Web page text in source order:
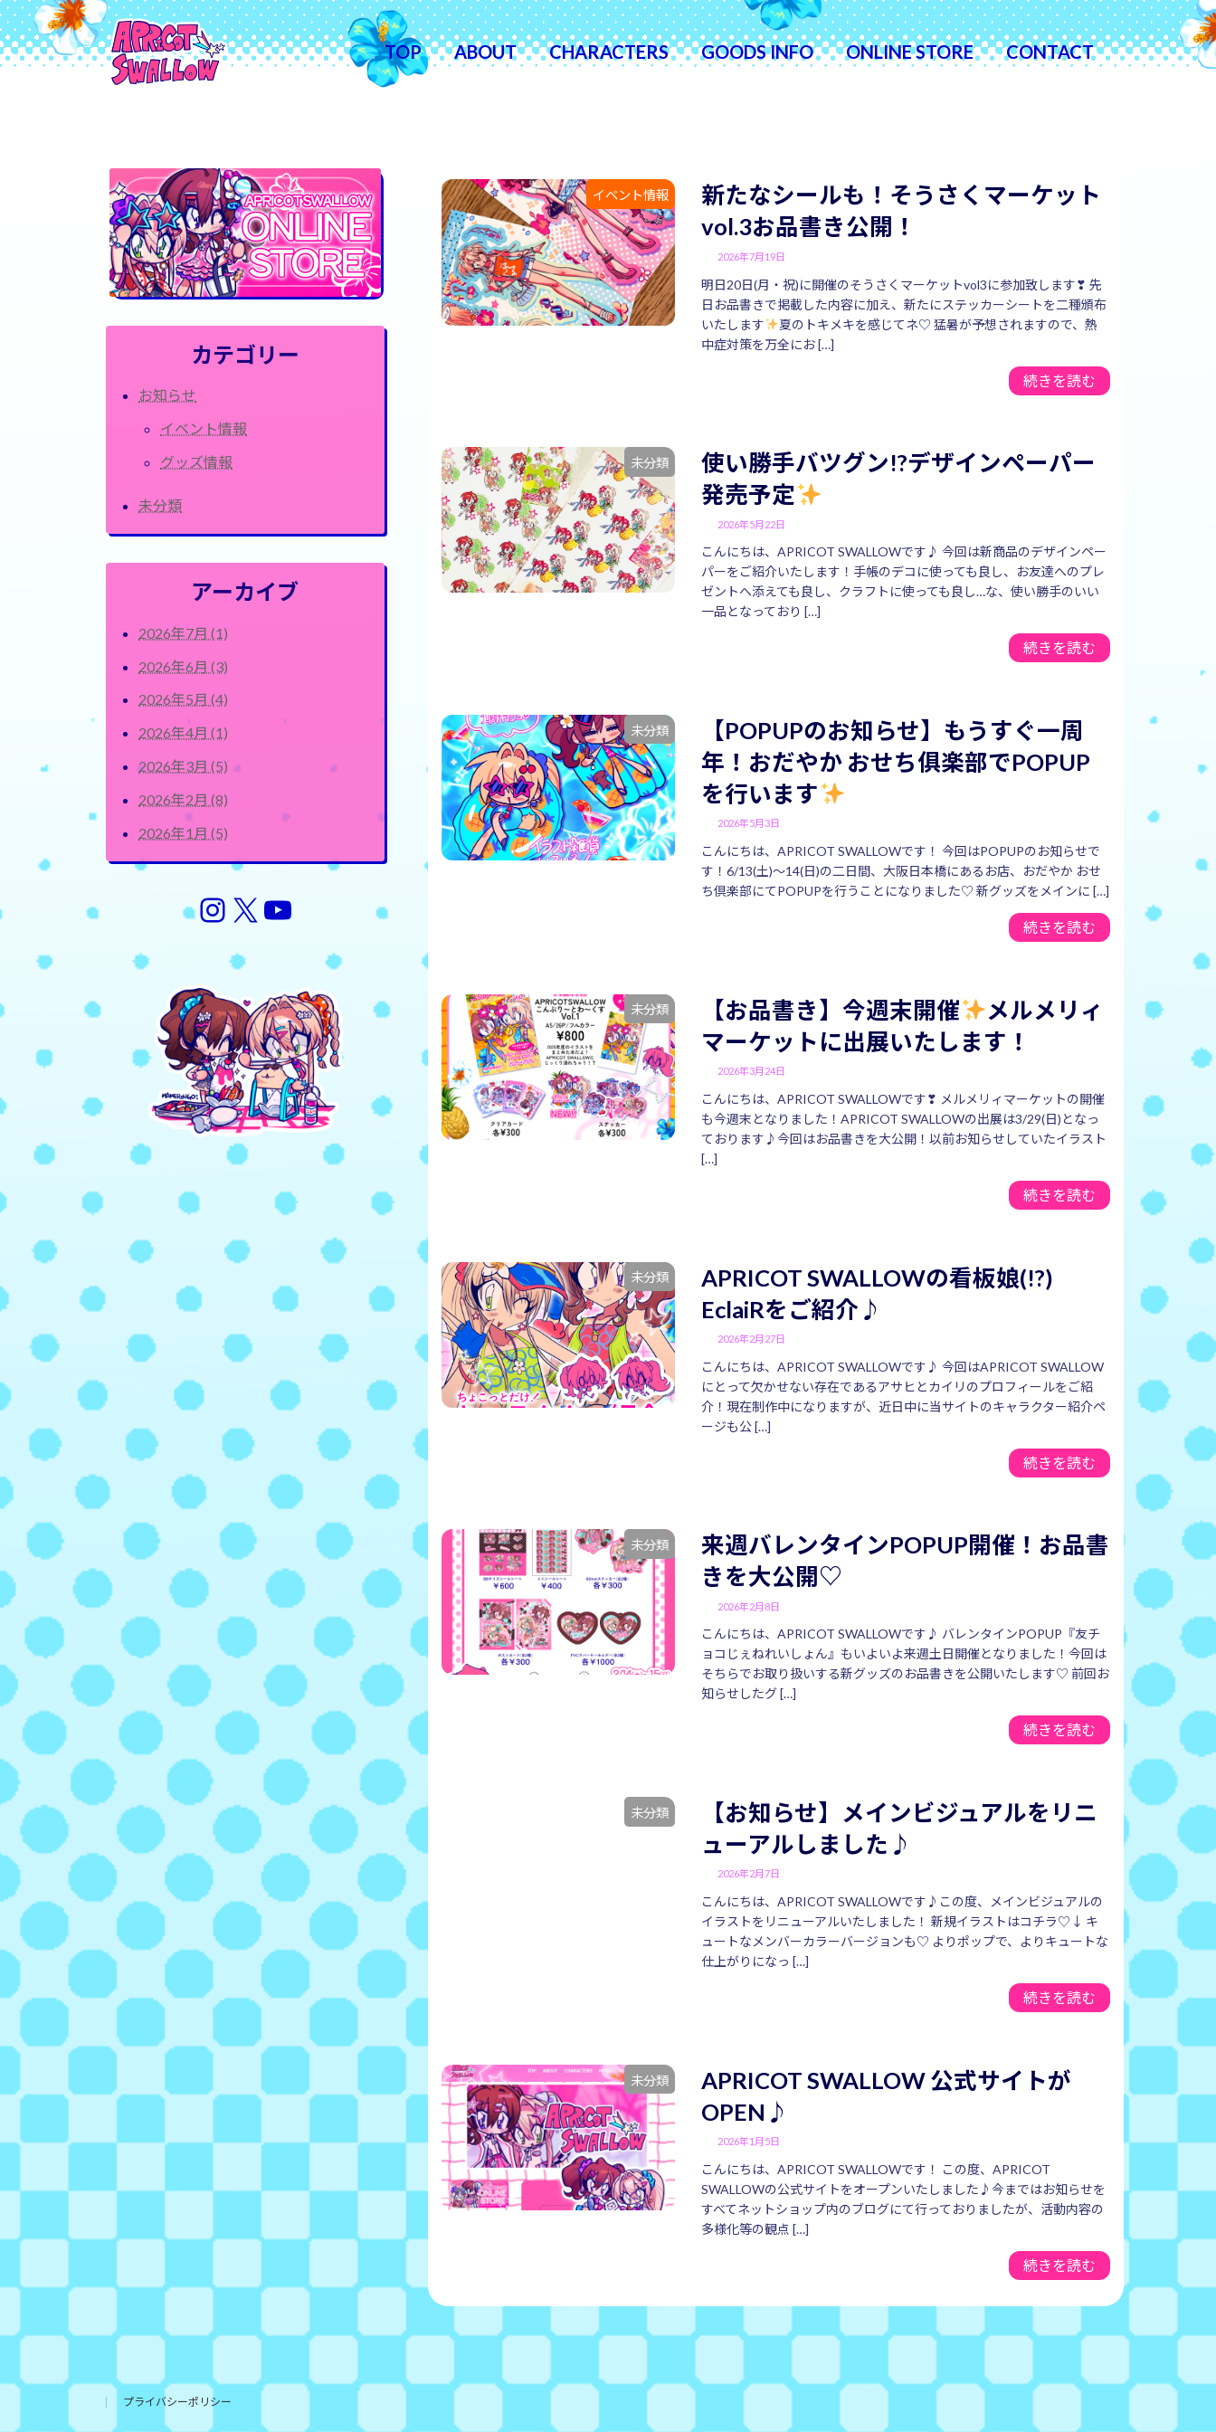
コ
ン
テ
ナ
ビ
ゲ
TOP ABOUT CHARACTERS GOODS INFO ONLINE STORE CONTACT
イベント情報
新たなシールも！そうさくマーケット
vol.3お品書き公開！
2026年7月19日
明日20日(月・祝)に開催のそうさくマーケットvol3に参加致します❣ 先
日お品書きで掲載した内容に加え、新たにステッカーシートを二種頒布
いたします
夏のトキメキを感じてネ♡ 猛暑が予想されますので、熱
中症対策を万全にお […]
続きを読む
未分類
使い勝手バツグン!?デザインペーパー
発売予定
2026年5月22日
こんにちは、APRICOT SWALLOWです♪ 今回は新商品のデザインペー
パーをご紹介いたします！手帳のデコに使っても良し、お友達へのプレ
ゼントへ添えても良し、クラフトに使っても良し…な、使い勝手のいい
一品となっており […]
続きを読む
未分類
【POPUPのお知らせ】もうすぐ一周
年！おだやか おせち俱楽部でPOPUP
を行います
2026年5月3日
こんにちは、APRICOT SWALLOWです！ 今回はPOPUPのお知らせで
す！6/13(土)～14(日)の二日間、大阪日本橋にあるお店、おだやか おせ
ち倶楽部にてPOPUPを行うことになりました♡ 新グッズをメインに […]
続きを読む
未分類 【お品書き】今週末開催
メルメリィ
マーケットに出展いたします！
2026年3月24日
こんにちは、APRICOT SWALLOWです❣ メルメリィマーケットの開催
も今週末となりました！APRICOT SWALLOWの出展は3/29(日)となっ
ております♪今回はお品書きを大公開！以前お知らせしていたイラスト
[…]
続きを読む
未分類
APRICOT SWALLOWの看板娘(!?)
EclaiRをご紹介♪
2026年2月27日
こんにちは、APRICOT SWALLOWです♪ 今回はAPRICOT SWALLOW
にとって欠かせない存在であるアサヒとカイリのプロフィールをご紹
介！現在制作中になりますが、近日中に当サイトのキャラクター紹介ペ
ージも公 […]
続きを読む
未分類
来週バレンタインPOPUP開催！お品書
きを大公開♡
2026年2月8日
こんにちは、APRICOT SWALLOWです♪ バレンタインPOPUP『友チ
ョコじぇねれいしょん』もいよいよ来週土日開催となりました！今回は
そちらでお取り扱いする新グッズのお品書きを公開いたします♡ 前回お
知らせしたグ […]
続きを読む
未分類
【お知らせ】メインビジュアルをリニ
ューアルしました♪
2026年2月7日
こんにちは、APRICOT SWALLOWです♪この度、メインビジュアルの
イラストをリニューアルいたしました！ 新規イラストはコチラ♡↓ キ
ュートなメンバーカラーバージョンも♡ よりポップで、よりキュートな
仕上がりになっ […]
続きを読む
未分類
APRICOT SWALLOW 公式サイトが
OPEN♪
2026年1月5日
こんにちは、APRICOT SWALLOWです！ この度、APRICOT
SWALLOWの公式サイトをオープンいたしました♪今まではお知らせを
すべてネットショップ内のブログにて行っておりましたが、活動内容の
多様化等の観点 […]
続きを読む
カテゴリー
お知らせ
イベント情報
グッズ情報
未分類
アーカイブ
2026年7月 (1)
2026年6月 (3)
2026年5月 (4)
2026年4月 (1)
2026年3月 (5)
2026年2月 (8)
2026年1月 (5)
Instagram
X YouTube
プライバシーポリシー